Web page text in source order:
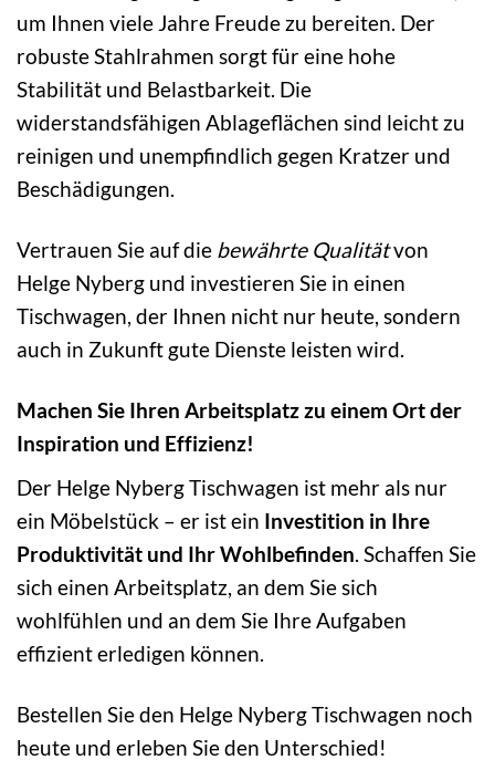
um Ihnen viele Jahre Freude zu bereiten. Der
robuste Stahlrahmen sorgt für eine hohe
Stabilität und Belastbarkeit. Die
widerstandsfähigen Ablageflächen sind leicht zu
reinigen und unempfindlich gegen Kratzer und
Beschädigungen.
Vertrauen Sie auf die bewährte Qualitätvon
Helge Nyberg und investieren Sie in einen
Tischwagen, der Ihnen nicht nur heute, sondern
auch in Zukunft gute Dienste leisten wird.
Machen Sie Ihren Arbeitsplatz zu einem Ort der
Inspiration und Effizienz!
Der Helge Nyberg Tischwagen ist mehr als nur
ein Möbelstück – er ist ein Investition in Ihre
Produktivität und Ihr Wohlbefinden. Schaffen Sie
sich einen Arbeitsplatz, an dem Sie sich
wohlfühlen und an dem Sie Ihre Aufgaben
effizient erledigen können.
Bestellen Sie den Helge Nyberg Tischwagen noch
heute und erleben Sie den Unterschied!